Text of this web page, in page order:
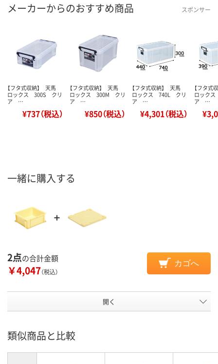
メーカーからのおすすめ商品 スポンサー
【フタ式収納】 天馬
ロックス 300S クリ
ア …
¥737（税込）
【フタ式収納】 天馬
ロックス 300M クリ
ア …
¥850（税込）
【フタ式収納】 天馬
ロックス 740L クリ
ア …
¥4,301（税込）
【フタ
ロック
ア …
一緒に購入する
2点の合計金額
￥4,047（税込）
カゴへ
開く
類似商品と比較